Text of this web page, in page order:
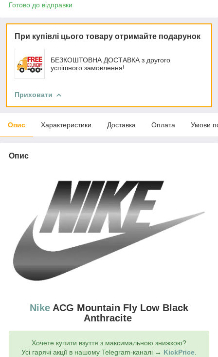
Готово до відправки
При купівлі цього товару отримайте подарунок
БЕЗКОШТОВНА ДОСТАВКА з другого
успішного замовлення!
Приховати
Опис Характеристики Доставка Оплата Умови
Опис
Nike ACG Mountain Fly Low Black
Anthracite
Хочете купити взуття з максимальною знижкою?
Усі гарячі акції в нашому Telegram-каналі → KickPrice.